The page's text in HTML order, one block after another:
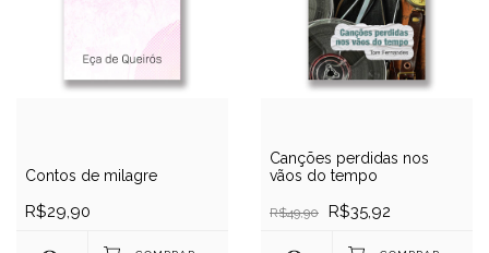
Contos de milagre
R$29,90
Canções perdidas nos
vãos do tempo
R$49,90 R$35,92